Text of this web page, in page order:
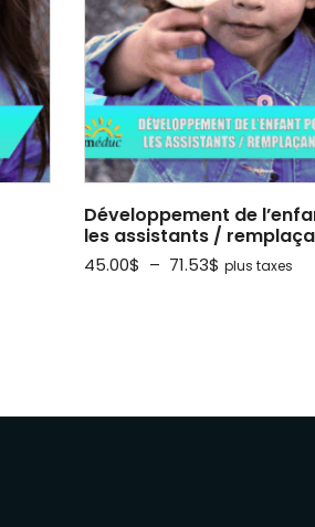
Développement de
les assistants /
45.00$ – 71.53$ Plage
plus taxes